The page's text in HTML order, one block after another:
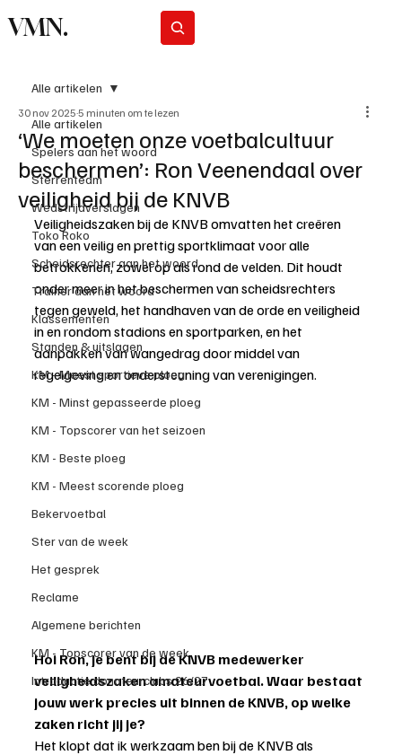
VMN.
Alle artikelen
Spelers aan het woord
Sterrenteam
Wedstrijdverslagen
Toko Roko
Scheidsrechter aan het woord
Trainer aan het woord
Klassementen
Standen & uitslagen
KM - Meest sportieve ploeg
KM - Minst gepasseerde ploeg
KM - Topscorer van het seizoen
KM - Beste ploeg
KM - Meest scorende ploeg
Bekervoetbal
Ster van de week
Het gesprek
Reclame
Algemene berichten
KM - Topscorer van de week
Introductie donateurclubs 26/27
Alle artikelen
‘We moeten onze voetbalcultuur
beschermen’: Ron Veenendaal over
veiligheid bij de KNVB
30 nov 2025 5 minuten om te lezen
Veiligheidszaken bij de KNVB omvatten het creëren
van een veilig en prettig sportklimaat voor alle
betrokkenen, zowel op als rond de velden. Dit houdt
onder meer in het beschermen van scheidsrechters
tegen geweld, het handhaven van de orde en veiligheid
in en rondom stadions en sportparken, en het
aanpakken van wangedrag door middel van
regelgeving en ondersteuning van verenigingen.
Hoi Ron, je bent bij de KNVB medewerker
veiligheidszaken amateurvoetbal. Waar bestaat
jouw werk precies uit binnen de KNVB, op welke
zaken richt jij je?
Het klopt dat ik werkzaam ben bij de KNVB als